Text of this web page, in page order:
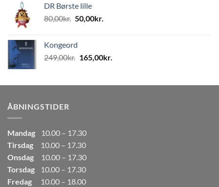
var:
80,00kr..50,00kr..
DR Børste lille
80,00kr. Den
var:
80,00kr..
50,00kr.
50,00kr..
Kongeord
249,00kr. Den
var:
165,00kr.
er:
ÅBNINGSTIDER
Mandag
10.00 – 17.30
Tirsdag
10.00 – 17.30
Onsdag
10.00 – 17.30
Torsdag
10.00 – 17.30
Fredag
10.00 – 18.00